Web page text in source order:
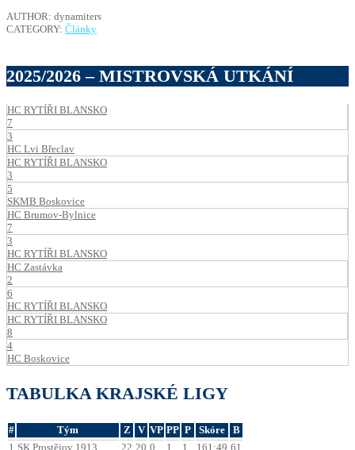
AUTHOR: dynamiters
CATEGORY: Články
2025/2026 – MISTROVSKÁ UTKÁNÍ
HC RYTÍŘI BLANSKO
7
3
HC Lvi Břeclav
HC RYTÍŘI BLANSKO
3
5
SKMB Boskovice
HC Brumov-Bylnice
7
3
HC RYTÍŘI BLANSKO
HC Zastávka
2
6
HC RYTÍŘI BLANSKO
HC RYTÍŘI BLANSKO
8
4
HC Boskovice
TABULKA KRAJSKÉ LIGY
# Tým Z V VP PP P Skóre
B
1 SK Prostějov 1913 22 20 0 1 1 161:49 61